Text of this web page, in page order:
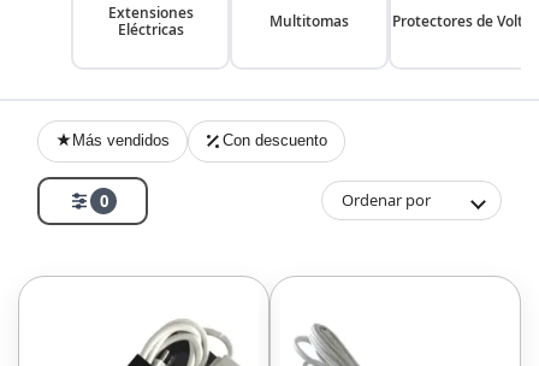
Extensiones
Eléctricas
Multitomas Protectores de
Más vendidos Con descuento
0 Ordenar por